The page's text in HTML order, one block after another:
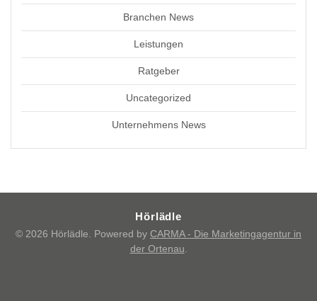
Branchen News
Leistungen
Ratgeber
Uncategorized
Unternehmens News
Hörlädle
© 2026 Hörlädle. Powered by CARMA - Die Marketingagentur in
der Ortenau